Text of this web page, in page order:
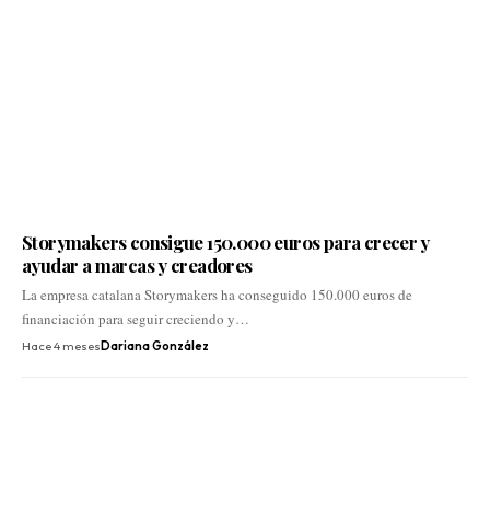
Storymakers consigue 150.000 euros para crecer y
ayudar a marcas y creadores
La empresa catalana Storymakers ha conseguido 150.000 euros de
financiación para seguir creciendo y…
Hace 4 mesesDariana González